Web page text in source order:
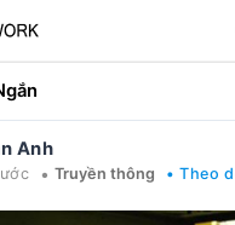
Anh
• Truyền thông • Theo